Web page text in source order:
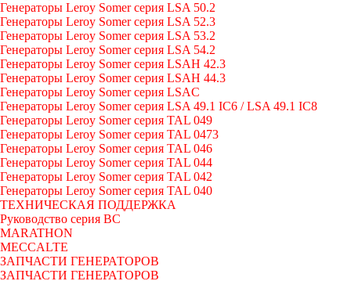
Генераторы Leroy Somer серия LSA 50.2
Генераторы Leroy Somer серия LSA 52.3
Генераторы Leroy Somer серия LSA 53.2
Генераторы Leroy Somer серия LSA 54.2
Генераторы Leroy Somer серия LSAH 42.3
Генераторы Leroy Somer серия LSAH 44.3
Генераторы Leroy Somer серия LSAC
Генераторы Leroy Somer серия LSA 49.1 IC6 / LSA 49.1 IC8
Генераторы Leroy Somer серия TAL 049
Генераторы Leroy Somer серия TAL 0473
Генераторы Leroy Somer серия TAL 046
Генераторы Leroy Somer серия TAL 044
Генераторы Leroy Somer серия TAL 042
Генераторы Leroy Somer серия TAL 040
ТЕХНИЧЕСКАЯ ПОДДЕРЖКА
Руководство серия BC
MARATHON
MECCALTE
ЗАПЧАСТИ ГЕНЕРАТОРОВ
ЗАПЧАСТИ ГЕНЕРАТОРОВ